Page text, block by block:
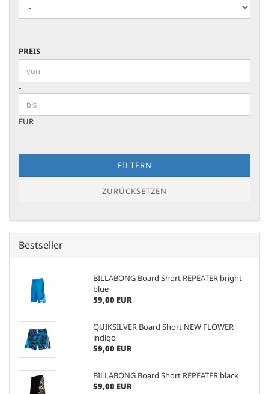
PREIS
PREIS
Preis bis
-
EUR
FILTERN
ZURÜCKSETZEN
Bestseller
BILLABONG Board Short REPEATER bright
blue
59,00 EUR
QUIKSILVER Board Short NEW FLOWER
indigo
59,00 EUR
BILLABONG Board Short REPEATER black
59,00 EUR